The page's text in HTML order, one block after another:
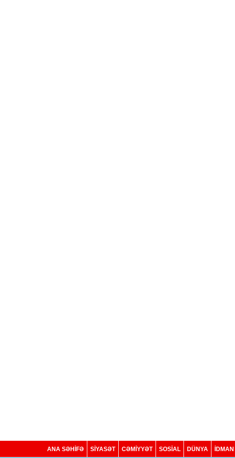
ANA SƏHİFƏ SİYASƏT CƏMİYYƏT SOSIAL DÜNYA İDMAN